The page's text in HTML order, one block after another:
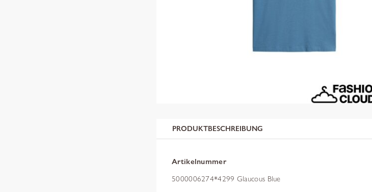
PRODUKTBESCHREIBUNG
Artikelnummer
5000006274*4299 Glaucous Blue